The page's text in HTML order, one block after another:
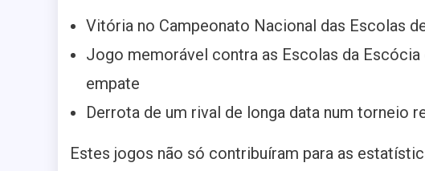
Vitória no Campeonato Nacional das Escolas
Jogo memorável contra as Escolas da
empate
Derrota de um rival de longa data num torneio
Estes jogos não só contribuíram para as